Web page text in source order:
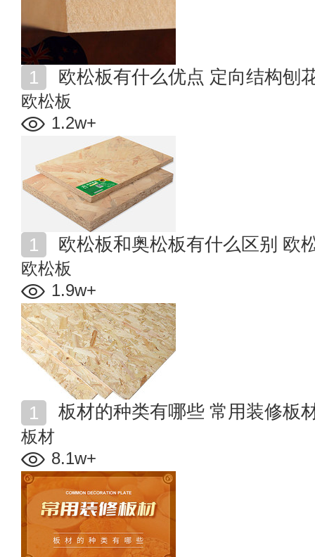
欧松板有什么优点 定向结构刨
欧松板
1.2w+
欧松板和奥松板有什么区别 欧
欧松板
1.9w+
板材的种类有哪些 常用装修板
板材
8.1w+